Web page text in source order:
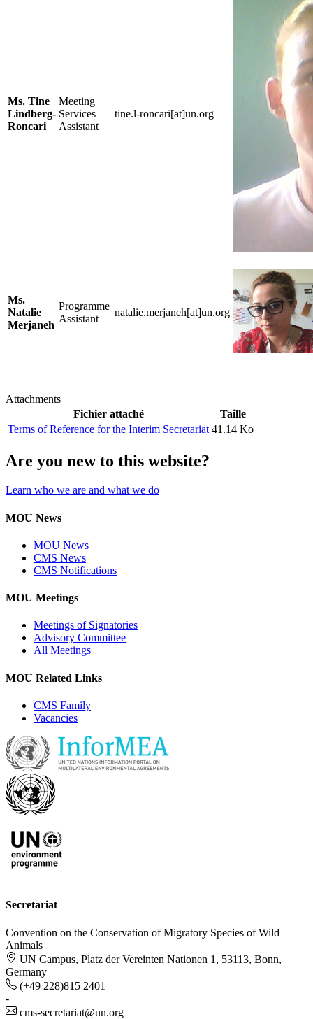
Ms. Tine
Lindberg-
Roncari
Meeting
Services
Assistant
tine.l-roncari[at]un.org
Ms.
Natalie
Merjaneh
Programme
Assistant
natalie.merjaneh[at]un.org
Attachments
Fichier attaché
Taille
Terms of Reference for the Interim Secretariat 41.14 Ko
Are you new to this website?
Learn who we are and what we do
MOU News
MOU News
CMS News
CMS Notifications
MOU Meetings
Meetings of Signatories
Advisory Committee
All Meetings
MOU Related Links
CMS Family
Vacancies
Secretariat
Convention on the Conservation of Migratory Species of Wild
Animals
UN Campus, Platz der Vereinten Nationen 1, 53113, Bonn,
Germany
(+49 228)815 2401
-
cms-secretariat@un.org